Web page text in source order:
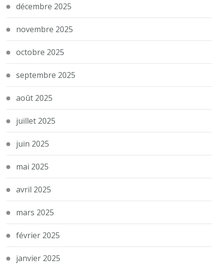
décembre 2025
novembre 2025
octobre 2025
septembre 2025
août 2025
juillet 2025
juin 2025
mai 2025
avril 2025
mars 2025
février 2025
janvier 2025